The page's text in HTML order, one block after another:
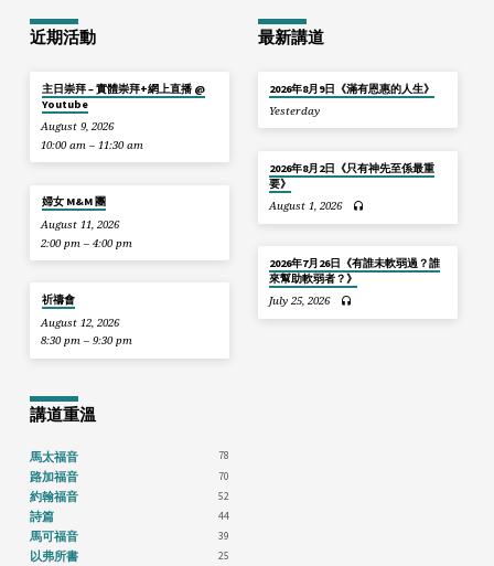
近期活動
主日崇拜 – 實體崇拜+網上直播 @
Youtube
August 9, 2026
10:00 am – 11:30 am
婦女 M&M 團
August 11, 2026
2:00 pm – 4:00 pm
祈禱會
August 12, 2026
8:30 pm – 9:30 pm
最新講道
2026年8月9日《滿有恩惠的人生》
Yesterday
2026年8月2日《只有神先至係最重
要》
August 1, 2026
2026年7月26日《有誰未軟弱過？誰
來幫助軟弱者？》
July 25, 2026
講道重溫
馬太福音 78
路加福音 70
約翰福音 52
詩篇 44
馬可福音 39
以弗所書 25